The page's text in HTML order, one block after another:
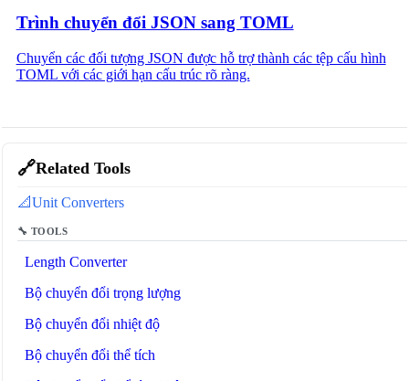
🔗Related Tools
📐Unit Converters
🔧 TOOLS
Length Converter
Bộ chuyển đổi trọng lượng
Bộ chuyển đổi nhiệt độ
Bộ chuyển đổi thể tích
Trình chuyển đổi JSON sang TOML
Chuyển các đối tượng JSON được hỗ trợ thành các tệp cấu hình
TOML với các giới hạn cấu trúc rõ ràng.